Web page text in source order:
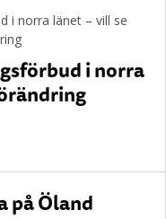
i norra
på Öland